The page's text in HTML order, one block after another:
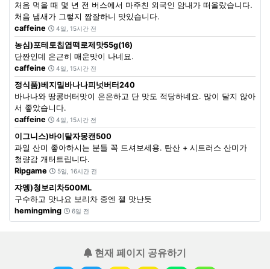
처음 먹을 때 몇 년 전 버스에서 마주친 외국인 암내가 떠올랐습니다.
처음 냄새가 그렇지 짭잘하니 맛있습니다.
caffeine
4일, 15시간 전
농심)포테토칩엽떡로제맛55g(16)
단짠인데 은근히 매운맛이 나네요.
caffeine
4일, 15시간 전
정식품)베지밀바나나피넛버터240
바나나와 땅콩버터맛이 은은하고 단 맛도 적당하네요. 많이 달지 않아
서 좋았습니다.
caffeine
4일, 15시간 전
이그니스)바이탈자몽캔500
과일 산미 좋아하시는 분들 꼭 드셔보세용. 탄산 + 시트러스 산미가
청량감 개터트립니다.
Ripgame
5일, 16시간 전
쟈뎅)청보리차500ML
구수하고 맛나요 보리차 중엔 젤 맛난듯
hemingming
6일 전
현재 페이지 공유하기